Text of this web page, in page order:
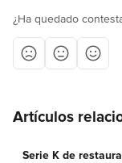
¿Ha quedado
Artículos
Serie K de